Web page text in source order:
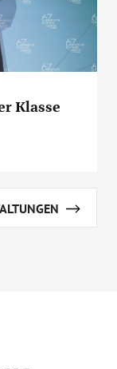
Klasse